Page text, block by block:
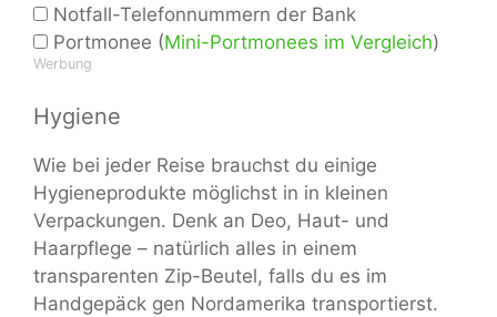
Notfall-Telefonnummern der Bank
Portmonee (Mini-Portmonees im Vergleich)
Werbung
Hygiene
Wie bei jeder Reise brauchst du einige
Hygieneprodukte möglichst in in kleinen
Verpackungen. Denk an Deo, Haut- und
Haarpflege – natürlich alles in einem
transparenten Zip-Beutel, falls du es im
Handgepäck gen Nordamerika transportierst.